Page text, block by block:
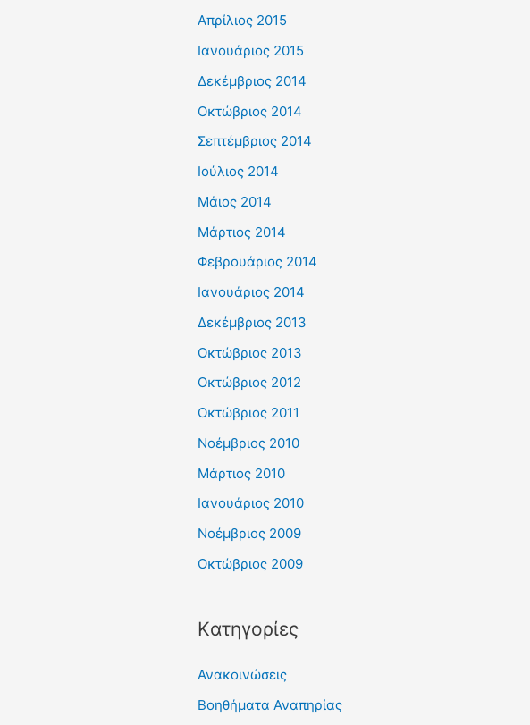
Απρίλιος 2015
Ιανουάριος 2015
Δεκέμβριος 2014
Οκτώβριος 2014
Σεπτέμβριος 2014
Ιούλιος 2014
Μάιος 2014
Μάρτιος 2014
Φεβρουάριος 2014
Ιανουάριος 2014
Δεκέμβριος 2013
Οκτώβριος 2013
Οκτώβριος 2012
Οκτώβριος 2011
Νοέμβριος 2010
Μάρτιος 2010
Ιανουάριος 2010
Νοέμβριος 2009
Οκτώβριος 2009
Kατηγορίες
Ανακοινώσεις
Βοηθήματα Αναπηρίας